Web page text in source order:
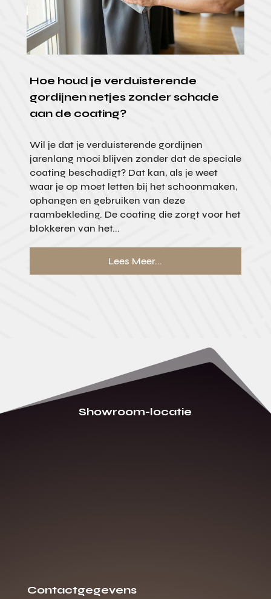
Hoe houd je verduisterende
gordijnen netjes zonder schade
aan de coating?
Wil je dat je verduisterende gordijnen
jarenlang mooi blijven zonder dat de speciale
coating beschadigt? Dat kan, als je weet
waar je op moet letten bij het schoonmaken,
ophangen en gebruiken van deze
raambekleding. De coating die zorgt voor het
blokkeren van het...
Lees Meer...
Showroom-locatie
Contactgegevens